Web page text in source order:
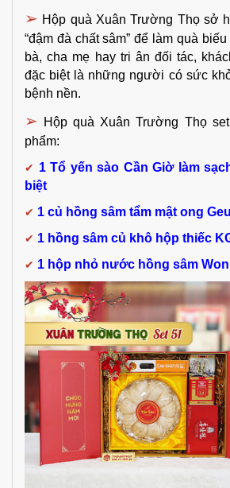
➢ Hộp quà Xuân Trường Thọ sở
“đậm đà chất sâm” để làm quà
bà, cha mẹ hay tri ân đối tác,
đặc biệt là những người có sức
bệnh nền.
➢ Hộp quà Xuân Trường Thọ
phẩm:
✔ 1 Tổ yến sào Cần Giờ làm
biệt
✔ 1 củ hồng sâm tẩm mật ong
✔ 1 hồng sâm củ khô hộp thiếc
✔ 1 hộp nhỏ nước hồng sâm